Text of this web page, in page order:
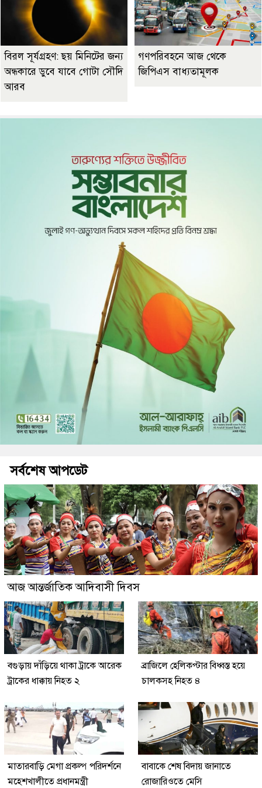
বিরল সূর্যগ্রহণ: ছয় মিনিটের জন্য
অন্ধকারে ডুবে যাবে গোটা সৌদি
আরব
গণপরিবহনে আজ থেকে
জিপিএস বাধ্যতামূলক
সর্বশেষ আপডেট
আজ আন্তর্জাতিক আদিবাসী দিবস
বগুড়ায় দাঁড়িয়ে থাকা ট্রাকে আরেক
ট্রাকের ধাক্কায় নিহত ২
ব্রাজিলে হেলিকপ্টার বিধ্বস্ত হয়ে
চালকসহ নিহত ৪
মাতারবাড়ি মেগা প্রকল্প পরিদর্শনে
মহেশখালীতে প্রধানমন্ত্রী
বাবাকে শেষ বিদায় জানাতে
রোজারিওতে মেসি